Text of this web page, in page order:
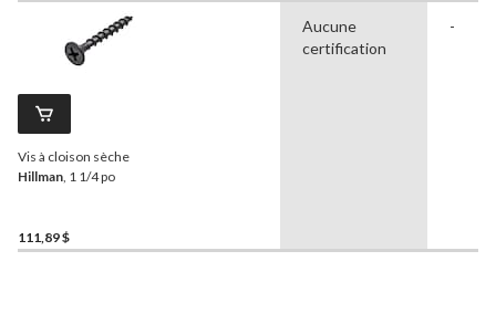
Vis à cloison sèche
Hillman , 1 1/4 po
111,89 $
Aucune
certification
-